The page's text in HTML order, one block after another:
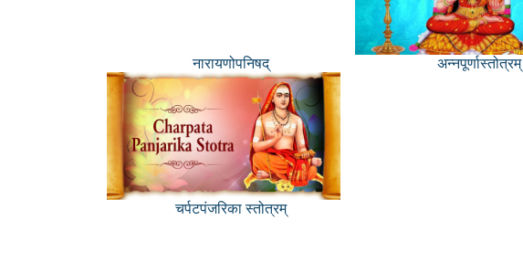
नारायणोपनिषद् अन्नपूर्णास्तोत्रम्
चर्पटपंजरिका स्तोत्रम्